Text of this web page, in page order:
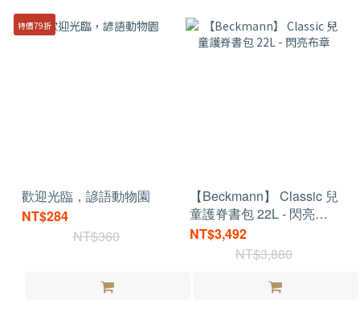
特價79折
歡迎光臨，諺語動物園
NT$284
NT$360
【Beckmann】 Classic 兒
童護脊書包 22L - 閃亮布
章
NT$3,492
NT$3,880